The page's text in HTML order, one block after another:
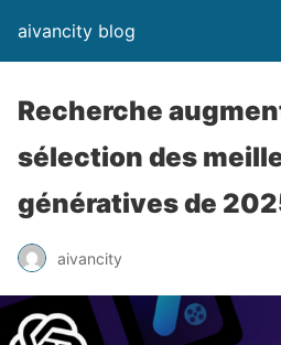
aivancity blog
Recherche
sélection des
génératives de
aivancity